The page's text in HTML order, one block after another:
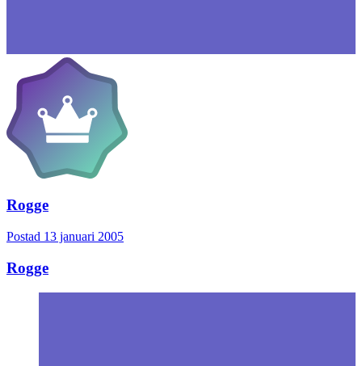
Rogge
Postad 13 januari 2005
Rogge